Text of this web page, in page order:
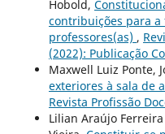
Hobold,
contribuições para a
professores(as) ,
(2022): Publicação
Maxwell Luiz Ponte,
exteriores à sala de
Revista Profissão
Lilian Araújo